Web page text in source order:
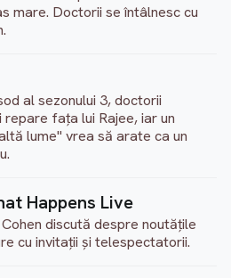
mare. Doctorii se întâlnesc cu
al sezonului 3, doctorii
repare fața lui Rajee, iar un
lume" vrea să arate ca un
Happens Live
discută despre noutățile
cu invitații și telespectatorii.